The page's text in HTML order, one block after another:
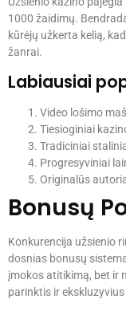
1000 žaidimų.
kūrėjų užkerta kelią,
žanrai.
Labiausiai
Video lošimo
Tiesioginiai
Tradiciniai
Progresyviniai
Originalūs
Bonusų
Konkurencija užsienio
dosnias bonusų
įmokos atitikimą, bet ir
parinktis ir